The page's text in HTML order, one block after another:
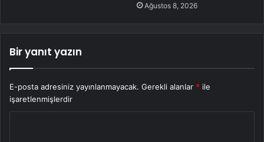
Ağustos 8, 2026
Bir yanıt yazın
E-posta adresiniz yayınlanmayacak. Gerekli alanlar * ile
işaretlenmişlerdir